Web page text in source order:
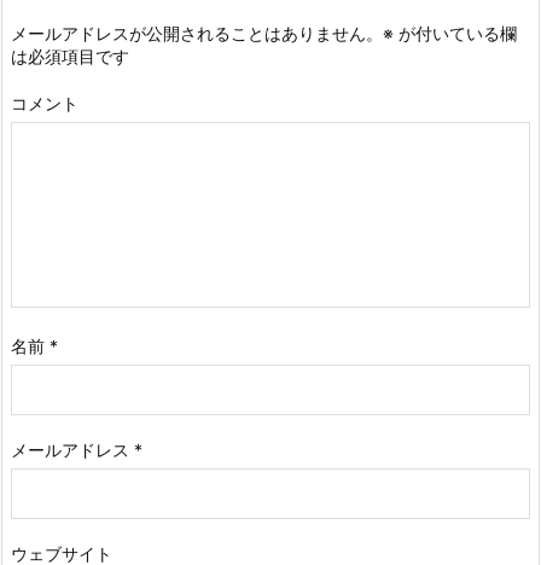
メールアドレスが公開されることはありません。 ※ が付いている欄
は必須項目です
コメント
名前 *
メールアドレス *
ウェブサイト